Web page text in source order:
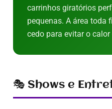
carrinhos giratórios
pequenas. A área toda
cedo para evitar o calor
🎭 Shows e